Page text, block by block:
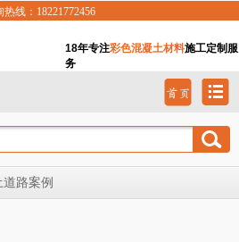
热线：18221772456
18年专注彩色混凝土材料施工定制服
务
路案例